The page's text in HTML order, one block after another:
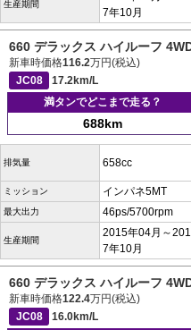
生産期間
7年10月
660 デラックス ハイルーフ
新車時価格116.2万円(税込)
JC08
17.2km/L
満タンでどこまで走る？
688km
排気量 658cc
ミッション インパネ5MT
最大出力 46ps/5700rpm
生産期間
2015年04月～201
7年10月
660 デラックス ハイルーフ
新車時価格122.4万円(税込)
JC08
16.0km/L